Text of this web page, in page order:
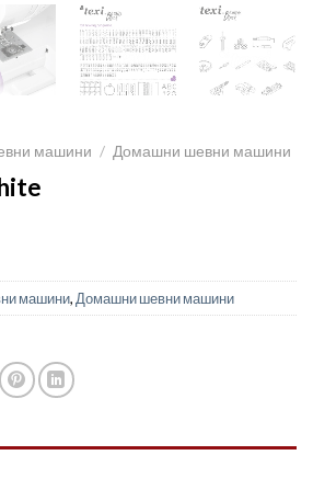
машини / Домашни шевни машини
машини, Домашни шевни машини